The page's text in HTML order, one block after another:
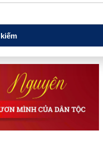
tại Đồng Nai
Từ hệ sinh
T&T Group đang tạo